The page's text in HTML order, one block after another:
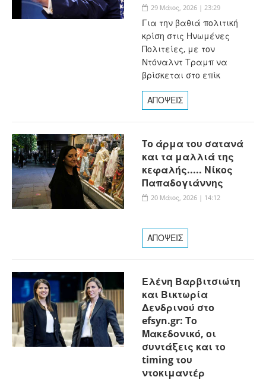
29 Μάιος, 2026 | 23:29
Για την βαθιά πολιτική
κρίση στις Ηνωμένες
Πολιτείες, με τον
Ντόναλντ Τραμπ να
βρίσκεται στο επίκ
ΑΠΟΨΕΙΣ
To άρμα του σατανά
και τα μαλλιά της
κεφαλής..... Νίκος
Παπαδογιάννης
20 Μάιος, 2026 | 14:12
ΑΠΟΨΕΙΣ
Ελένη Βαρβιτσιώτη
και Βικτωρία
Δενδρινού στo
efsyn.gr: Το
Μακεδονικό, οι
συντάξεις και το
timing του
ντοκιμαντέρ